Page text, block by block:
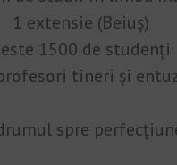
1 extensie (Beiuș)
1500 de studenți
tineri și
spre